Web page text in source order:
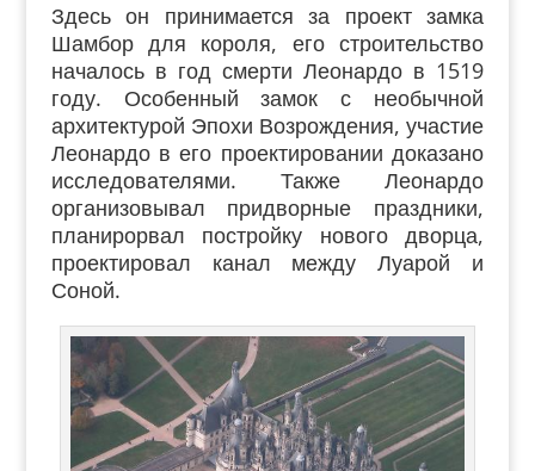
Здесь он принимается за проект замка
Шамбор для короля, его строительство
началось в год смерти Леонардо в 1519
году. Особенный замок с необычной
архитектурой Эпохи Возрождения, участие
Леонардо в его проектировании доказано
исследователями. Также Леонардо
организовывал придворные праздники,
планирорвал постройку нового дворца,
проектировал канал между Луарой и
Соной.